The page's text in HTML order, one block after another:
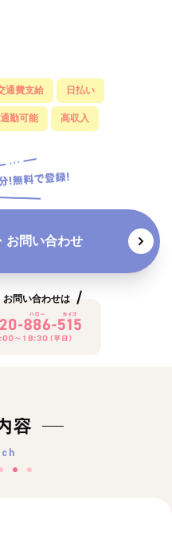
通費支給 日払い
勤可能 高収入
お問い合わせ
お問い合わせは
容